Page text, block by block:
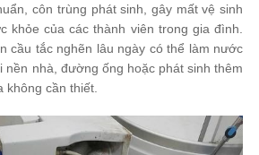
côn trùng phát sinh, gây mất vệ sinh
khỏe của các thành viên trong gia đình.
cầu tắc nghẽn lâu ngày có thể làm nước
nền nhà, đường ống hoặc phát sinh thêm
không cần thiết.